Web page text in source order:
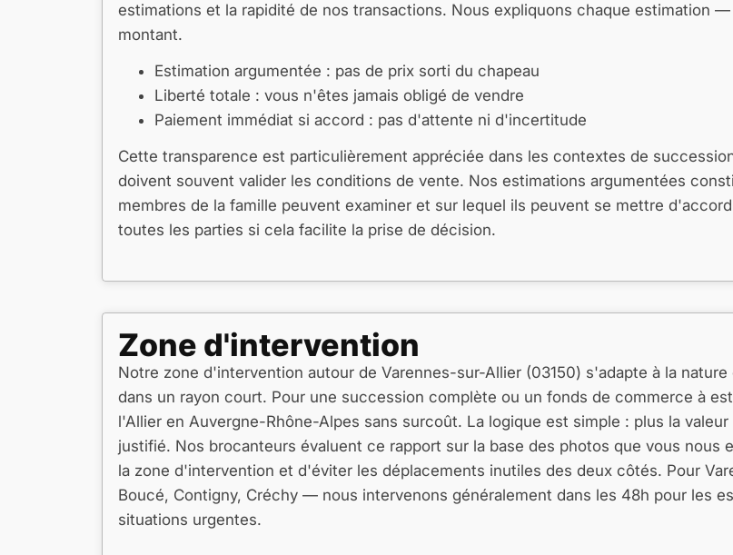
estimations et la rapidité de nos transactions. Nous expliquons chaque estimation
montant.
Estimation argumentée : pas de prix sorti du chapeau
Liberté totale : vous n'êtes jamais obligé de vendre
Paiement immédiat si accord : pas d'attente ni d'incertitude
Cette transparence est particulièrement appréciée dans les contextes de
doivent souvent valider les conditions de vente. Nos estimations argumentées
membres de la famille peuvent examiner et sur lequel ils peuvent se mettre
toutes les parties si cela facilite la prise de décision.
Zone d'intervention
Notre zone d'intervention autour de Varennes-sur-Allier (03150) s'adapte à la
dans un rayon court. Pour une succession complète ou un fonds de commerce à
l'Allier en Auvergne-Rhône-Alpes sans surcoût. La logique est simple : plus la
justifié. Nos brocanteurs évaluent ce rapport sur la base des photos que vous
la zone d'intervention et d'éviter les déplacements inutiles des deux côtés. Pour
Boucé, Contigny, Créchy — nous intervenons généralement dans les 48h pour les
situations urgentes.